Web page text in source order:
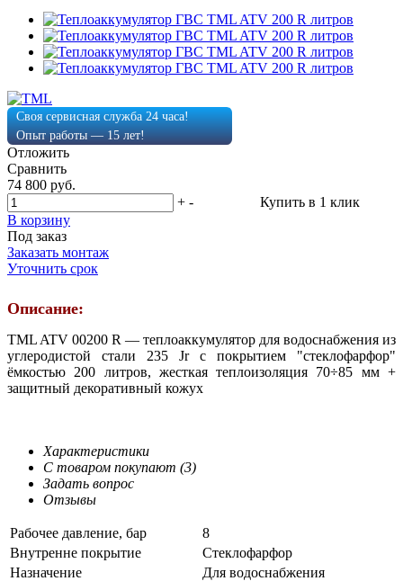
Своя сервисная служба 24 часа!
Опыт работы — 15 лет!
Отложить
Сравнить
74 800 руб.
+ -
В корзину
Купить в 1 клик
Под заказ
Заказать монтаж
Уточнить срок
Описание:
TML ATV 00200 R — теплоаккумулятор для водоснабжения из
углеродистой стали 235 Jr с покрытием "стеклофарфор"
ёмкостью 200 литров, жесткая теплоизоляция 70÷85 мм +
защитный декоративный кожух
Характеристики
С товаром покупают (3)
Задать вопрос
Отзывы
Рабочее давление, бар
8
Внутренне покрытие
Стеклофарфор
Назначение
Для водоснабжения